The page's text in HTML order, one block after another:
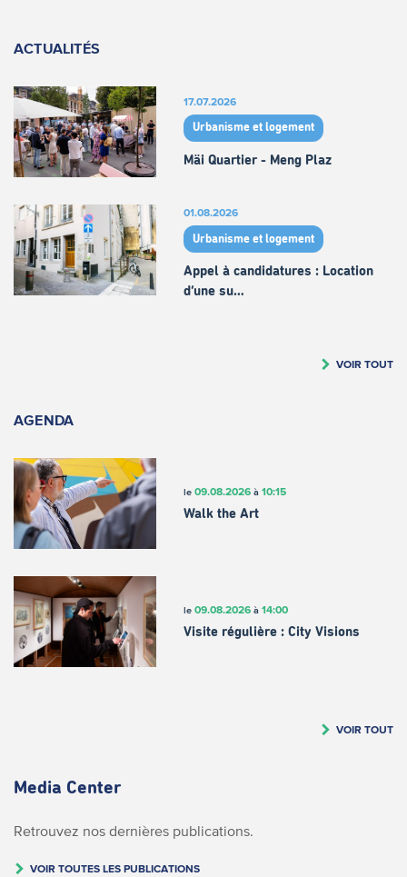
ACTUALITÉS
17.07.2026
Urbanisme et logement
Mäi Quartier - Meng Plaz
01.08.2026
Urbanisme et logement
Appel à candidatures : Location
d’une su…
VOIR TOUT
AGENDA
le 09.08.2026à 10:15
Walk the Art
le 09.08.2026à 14:00
Visite régulière : City Visions
VOIR TOUT
Media Center
Retrouvez nos dernières publications.
VOIR TOUTES LES PUBLICATIONS